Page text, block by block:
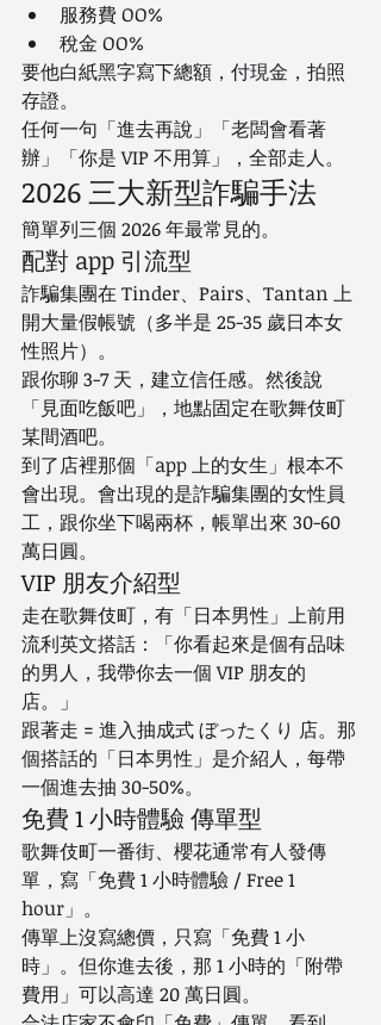
服務費 OO%
稅金 OO%
要他白紙黑字寫下總額，付現金，拍照
存證。
任何一句「進去再說」「老闆會看著
辦」「你是 VIP 不用算」，全部走人。
2026 三大新型詐騙手法
簡單列三個 2026 年最常見的。
配對 app 引流型
詐騙集團在 Tinder、Pairs、Tantan 上
開大量假帳號（多半是 25-35 歲日本女
性照片）。
跟你聊 3-7 天，建立信任感。然後說
「見面吃飯吧」，地點固定在歌舞伎町
某間酒吧。
到了店裡那個「app 上的女生」根本不
會出現。會出現的是詐騙集團的女性員
工，跟你坐下喝兩杯，帳單出來 30-60
萬日圓。
VIP 朋友介紹型
走在歌舞伎町，有「日本男性」上前用
流利英文搭話：「你看起來是個有品味
的男人，我帶你去一個 VIP 朋友的
店。」
跟著走 = 進入抽成式 ぼったくり 店。那
個搭話的「日本男性」是介紹人，每帶
一個進去抽 30-50%。
免費 1 小時體驗 傳單型
歌舞伎町一番街、櫻花通常有人發傳
單，寫「免費 1 小時體驗 / Free 1
hour」。
傳單上沒寫總價，只寫「免費 1 小
時」。但你進去後，那 1 小時的「附帶
費用」可以高達 20 萬日圓。